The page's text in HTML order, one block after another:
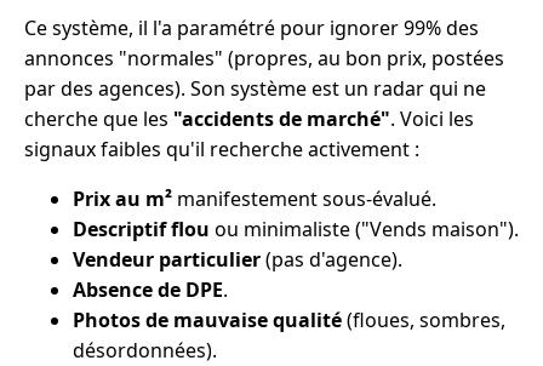
Ce système, il l'a paramétré pour ignorer 99% des
annonces "normales" (propres, au bon prix, postées
par des agences). Son système est un radar qui ne
cherche que les "accidents de marché". Voici les
signaux faibles qu'il recherche activement :
Prix au m² manifestement sous-évalué.
Descriptif flou ou minimaliste ("Vends maison").
Vendeur particulier(pas d'agence).
Absence de DPE.
Photos de mauvaise qualité(floues, sombres,
désordonnées).